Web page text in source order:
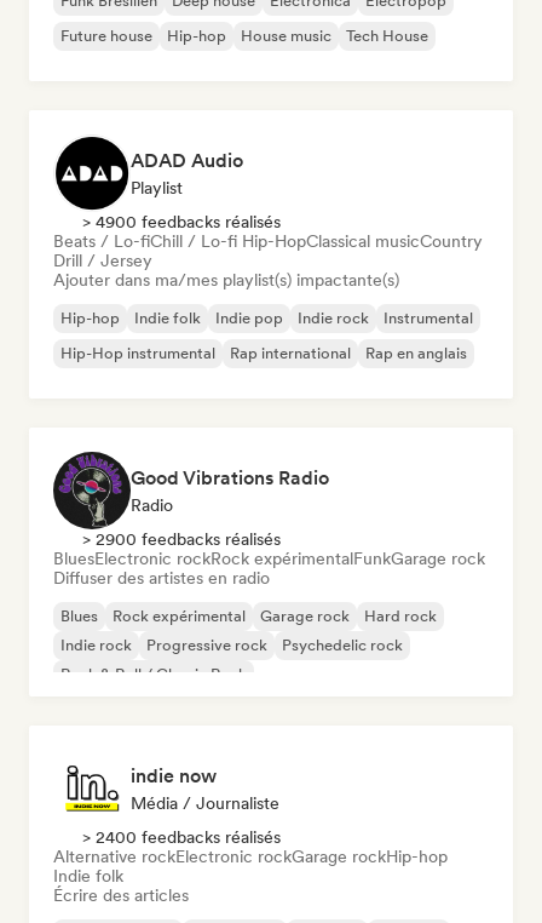
Future house
Hip-hop House music Tech House
ADAD Audio
Playlist
> 4900 feedbacks réalisés
Beats / Lo-fiChill / Lo-fi Hip-HopClassical musicCountry
Drill / Jersey
Ajouter dans ma/mes playlist(s) impactante(s)
Hip-hop Indie folk Indie pop Indie rock
Instrumental
Hip-Hop instrumental
Rap international Rap en anglais
Good Vibrations Radio
Radio
> 2900 feedbacks réalisés
BluesElectronic rockRock expérimentalFunkGarage rock
Diffuser des artistes en radio
Blues Rock expérimental Garage rock
Hard rock
Indie rock
Progressive rock
Psychedelic rock
Rock & Roll / Classic Rock
indie now
Média / Journaliste
> 2400 feedbacks réalisés
Alternative rockElectronic rockGarage rockHip-hop
Indie folk
Écrire des articles